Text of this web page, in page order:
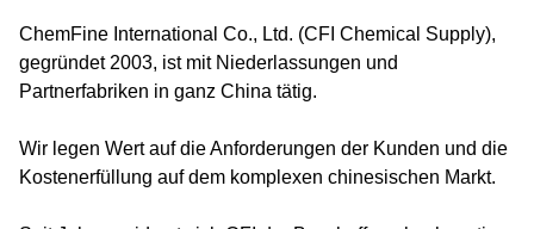
ChemFine International Co., Ltd. (CFI Chemical Supply),
gegründet 2003, ist mit Niederlassungen und
Partnerfabriken in ganz China tätig.
Wir legen Wert auf die Anforderungen der Kunden und die
Kostenerfüllung auf dem komplexen chinesischen Markt.